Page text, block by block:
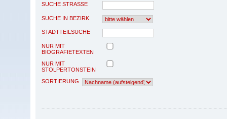
SUCHE STRASSE
SUCHE IN BEZIRK
STADTTEILSUCHE
NUR MIT
BIOGRAFIETEXTEN
NUR MIT
STOLPERTONSTEIN
SORTIERUNG